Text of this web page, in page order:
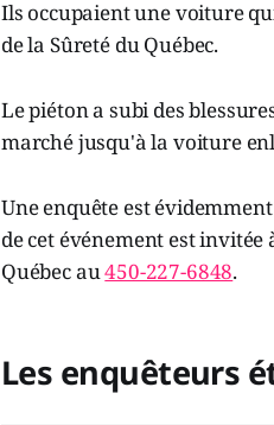
Ils occupaient une voiture
de la Sûreté du Québec.
Le piéton a subi des
marché jusqu'à la voiture
Une enquête est
de cet événement est invitée
Québec au450-227-6848.
Les enquêteurs